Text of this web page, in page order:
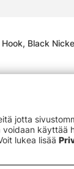
Black
jotta
käyttää
lukea lisää